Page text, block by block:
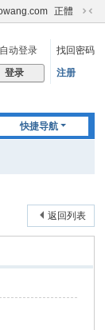
正體
切
到
自动登录
找回密码
登录 注册
快捷导航
返回列表